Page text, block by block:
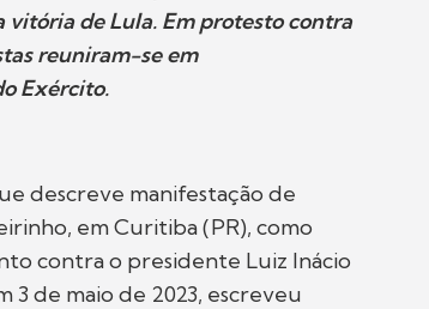
vitória de Lula. Em protesto contra
reuniram-se em
Exército.
descreve manifestação de
em Curitiba (PR), como
contra o presidente Luiz Inácio
3 de maio de 2023, escreveu